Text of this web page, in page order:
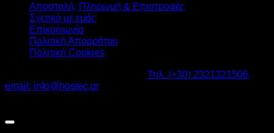
Αποστολή, Πληρωμή & Επιστροφές
Σχετικά με εμάς
Επικοινωνία
Πολιτική Απορρήτου
Πολιτική Cookies
Τηλ. (+30) 2321321506
email: info@hostec.gr